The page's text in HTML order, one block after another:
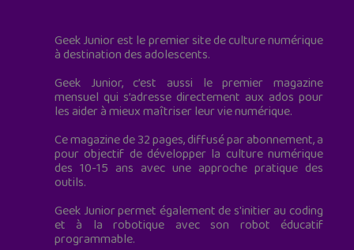
Geek Junior est le premier site de culture numérique
à destination des adolescents.
Geek Junior, c’est aussi le premier magazine
mensuel qui s’adresse directement aux ados pour
les aider à mieux maîtriser leur vie numérique.
Ce magazine de 32 pages, diffusé par abonnement, a
pour objectif de développer la culture numérique
des 10-15 ans avec une approche pratique des
outils.
Geek Junior permet également de s'initier au coding
et à la robotique avec son robot éducatif
programmable.